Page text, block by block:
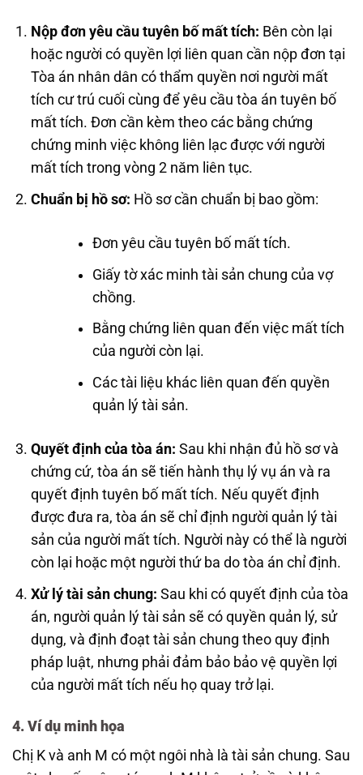
Nộp đơn yêu cầu tuyên bố mất tích: Bên còn lại
hoặc người có quyền lợi liên quan cần nộp đơn tại
Tòa án nhân dân có thẩm quyền nơi người mất
tích cư trú cuối cùng để yêu cầu tòa án tuyên bố
mất tích. Đơn cần kèm theo các bằng chứng
chứng minh việc không liên lạc được với người
mất tích trong vòng 2 năm liên tục.
Chuẩn bị hồ sơ: Hồ sơ cần chuẩn bị bao gồm:
Đơn yêu cầu tuyên bố mất tích.
Giấy tờ xác minh tài sản chung của vợ
chồng.
Bằng chứng liên quan đến việc mất tích
của người còn lại.
Các tài liệu khác liên quan đến quyền
quản lý tài sản.
Quyết định của tòa án: Sau khi nhận đủ hồ sơ và
chứng cứ, tòa án sẽ tiến hành thụ lý vụ án và ra
quyết định tuyên bố mất tích. Nếu quyết định
được đưa ra, tòa án sẽ chỉ định người quản lý tài
sản của người mất tích. Người này có thể là người
còn lại hoặc một người thứ ba do tòa án chỉ định.
Xử lý tài sản chung: Sau khi có quyết định của tòa
án, người quản lý tài sản sẽ có quyền quản lý, sử
dụng, và định đoạt tài sản chung theo quy định
pháp luật, nhưng phải đảm bảo bảo vệ quyền lợi
của người mất tích nếu họ quay trở lại.
4. Ví dụ minh họa
Chị K và anh M có một ngôi nhà là tài sản chung. Sau